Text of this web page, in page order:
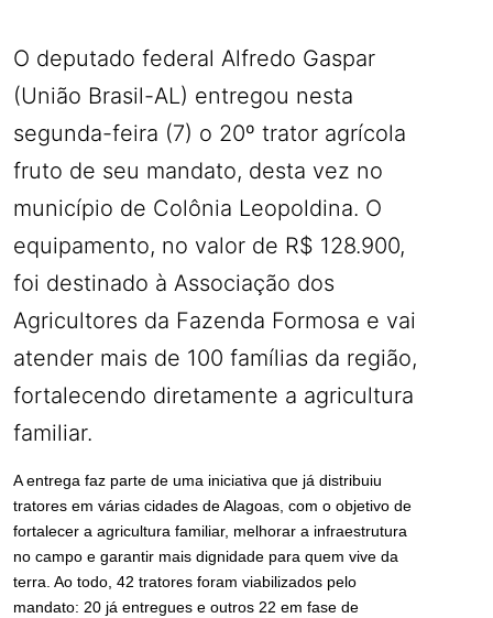
O deputado federal Alfredo Gaspar
(União Brasil-AL) entregou nesta
segunda-feira (7) o 20º trator agrícola
fruto de seu mandato, desta vez no
município de Colônia Leopoldina. O
equipamento, no valor de R$ 128.900,
foi destinado à Associação dos
Agricultores da Fazenda Formosa e vai
atender mais de 100 famílias da região,
fortalecendo diretamente a agricultura
familiar.
A entrega faz parte de uma iniciativa que já distribuiu
tratores em várias cidades de Alagoas, com o objetivo de
fortalecer a agricultura familiar, melhorar a infraestrutura
no campo e garantir mais dignidade para quem vive da
terra. Ao todo, 42 tratores foram viabilizados pelo
mandato: 20 já entregues e outros 22 em fase de